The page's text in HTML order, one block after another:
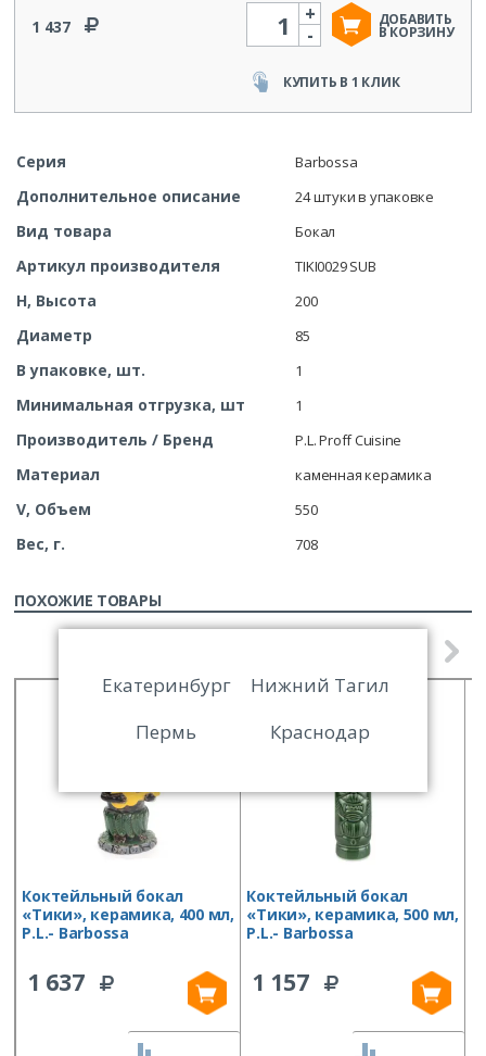
1 437
Количество
-
+ ДОБАВИТЬ
В КОРЗИНУ
КУПИТЬ В 1 КЛИК
Серия Barbossa
Дополнительное описание 24 штуки в упаковке
Вид товара Бокал
Артикул производителя TIKI0029 SUB
H, Высота 200
Диаметр 85
В упаковке, шт. 1
Минимальная отгрузка, шт 1
Производитель / Бренд P.L. Proff Cuisine
Материал каменная керамика
V, Объем 550
Вес, г. 708
ПОХОЖИЕ ТОВАРЫ
Коктейльный бокал
«Тики», керамика, 400 мл,
P.L.- Barbossa
1 637
Коктейльный бокал
«Тики», керамика, 500 мл,
P.L.- Barbossa
1 157
Екатеринбург
Нижний Тагил
Пермь
Краснодар